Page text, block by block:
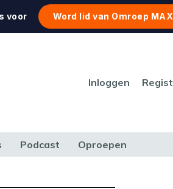
voor Word lid van Omroep MAX
Inloggen
Podcast Oproepen